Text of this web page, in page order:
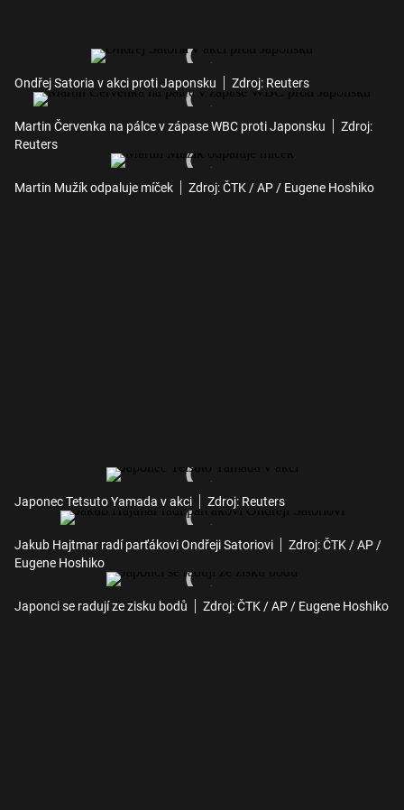
Ondřej Satoria v akci proti Japonsku Zdroj: Reuters
Martin Červenka na pálce v zápase WBC proti Japonsku
Zdroj:
Reuters
Martin Mužík odpaluje míček Zdroj: ČTK / AP / Eugene Hoshiko
Japonec Tetsuto Yamada v akci Zdroj: Reuters
Jakub Hajtmar radí parťákovi Ondřeji Satoriovi
Zdroj: ČTK / AP /
Eugene Hoshiko
Japonci se radují ze zisku bodů Zdroj: ČTK / AP / Eugene Hoshiko